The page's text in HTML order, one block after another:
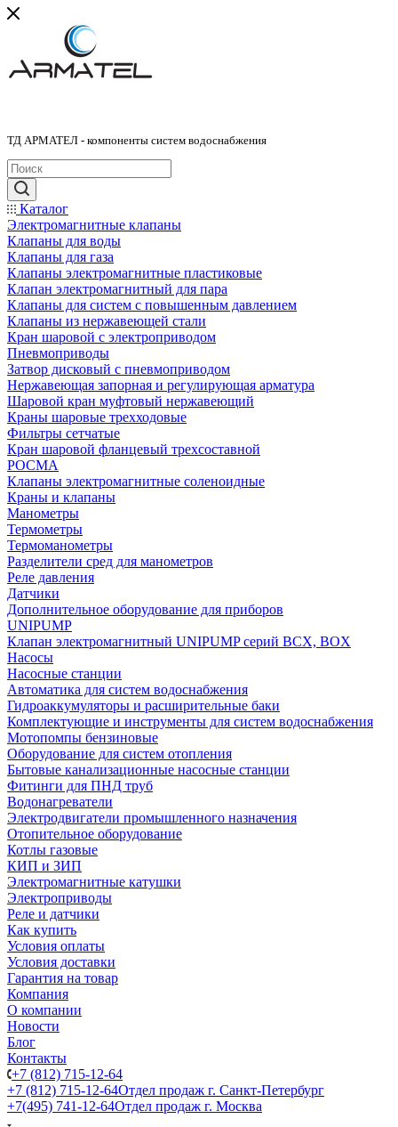
ТД АРМАТЕЛ - компоненты систем водоснабжения
Каталог
Электромагнитные клапаны
Клапаны для воды
Клапаны для газа
Клапаны электромагнитные пластиковые
Клапан электромагнитный для пара
Клапаны для систем с повышенным давлением
Клапаны из нержавеющей стали
Кран шаровой с электроприводом
Пневмоприводы
Затвор дисковый с пневмоприводом
Нержавеющая запорная и регулирующая арматура
Шаровой кран муфтовый нержавеющий
Краны шаровые трехходовые
Фильтры сетчатые
Кран шаровой фланцевый трехсоставной
РОСМА
Клапаны электромагнитные соленоидные
Краны и клапаны
Манометры
Термометры
Термоманометры
Разделители сред для манометров
Реле давления
Датчики
Дополнительное оборудование для приборов
UNIPUMP
Клапан электромагнитный UNIPUMP серий BCX, BOX
Насосы
Насосные станции
Автоматика для систем водоснабжения
Гидроаккумуляторы и расширительные баки
Комплектующие и инструменты для систем водоснабжения
Мотопомпы бензиновые
Оборудование для систем отопления
Бытовые канализационные насосные станции
Фитинги для ПНД труб
Водонагреватели
Электродвигатели промышленного назначения
Отопительное оборудование
Котлы газовые
КИП и ЗИП
Электромагнитные катушки
Электроприводы
Реле и датчики
Как купить
Условия оплаты
Условия доставки
Гарантия на товар
Компания
О компании
Новости
Блог
Контакты
+7 (812) 715-12-64
+7 (812) 715-12-64Отдел продаж г. Санкт-Петербург
+7(495) 741-12-64Отдел продаж г. Москва